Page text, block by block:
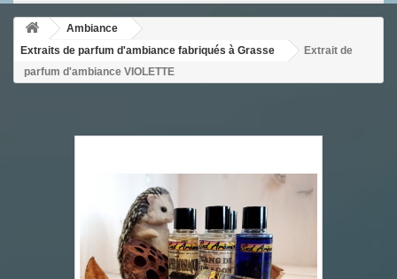
Ambiance
Extraits de parfum d'ambiance fabriqués à Grasse
Extrait de
parfum d'ambiance VIOLETTE